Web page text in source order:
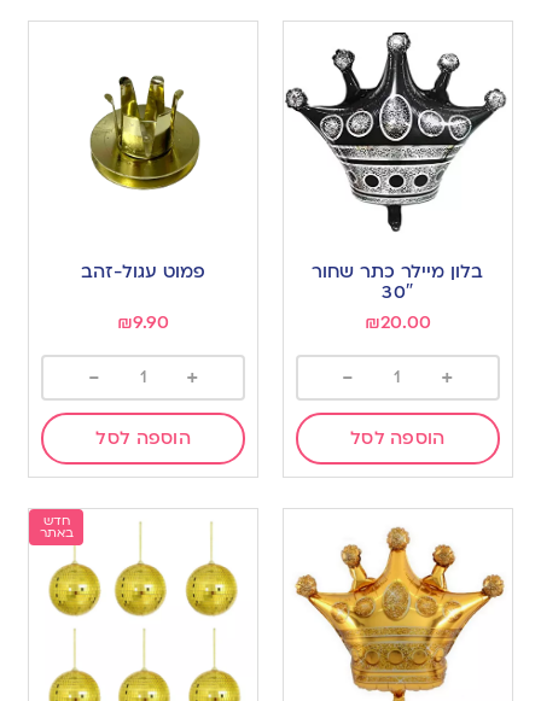
בלון מיילר כתר שחור
30″
₪20.00
+
-
הוספה לסל
פמוט עגול-זהב
₪9.90
+
-
הוספה לסל
חדש
באתר